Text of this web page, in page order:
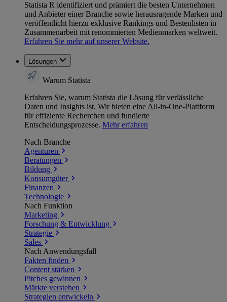
Statista R identifiziert und prämiert die besten Unternehmen
und Anbieter einer Branche sowie herausragende Marken und
veröffentlicht hierzu exklusive Rankings und Bestenlisten in
Zusammenarbeit mit renommierten Medienmarken weltweit.
Erfahren Sie mehr auf unserer Website.
Lösungen
Warum Statista
Erfahren Sie, warum Statista die Lösung für verlässliche
Daten und Insights ist. Wir bieten eine All-in-One-Plattform
für effiziente Recherchen und fundierte
Entscheidungsprozesse. Mehr erfahren
Nach Branche
Agenturen
Beratungen
Bildung
Konsumgüter
Finanzen
Technologie
Nach Funktion
Marketing
Forschung & Entwicklung
Strategie
Sales
Nach Anwendungsfall
Fakten finden
Content stärken
Pitches gewinnen
Märkte verstehen
Strategien entwickeln